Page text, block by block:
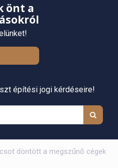
önt a
építési jogi kérdéseire!
döntött a megszűnő cégek